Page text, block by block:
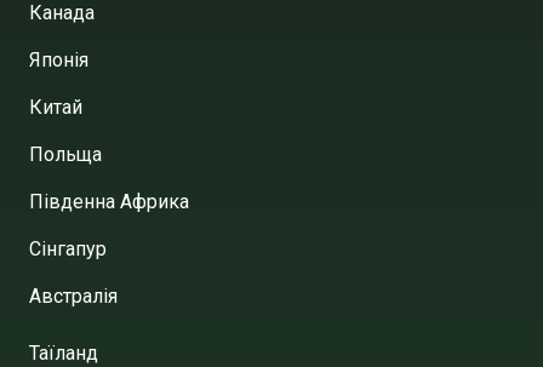
Канада
Японія
Китай
Польща
Південна Африка
Сінгапур
Австралія
Таїланд